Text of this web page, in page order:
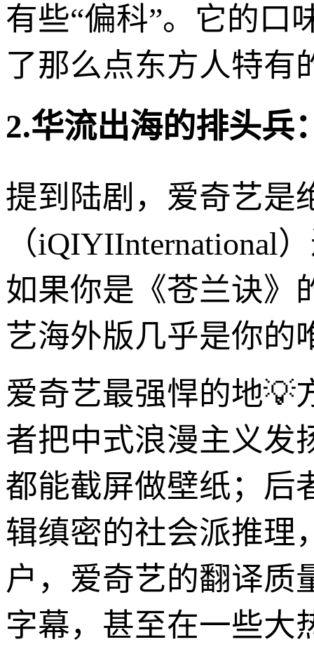
有些“偏科”。它的口
了那么点东方人特有
2.华流出海的排头
提到陆剧，爱奇艺是
（iQIYIInternational
如果你是《苍兰诀》
艺海外版几乎是你的
爱奇艺最强悍的地💡
者把中式浪漫主义发
都能截屏做壁纸；后
辑缜密的社会派推理
户，爱奇艺的翻译质
字幕，甚至在一些大